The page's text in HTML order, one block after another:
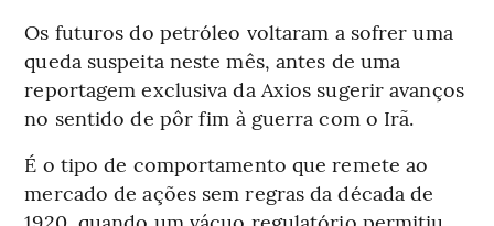
Os futuros do petróleo voltaram a sofrer uma
queda suspeita neste mês, antes de uma
reportagem exclusiva da Axios sugerir avanços
no sentido de pôr fim à guerra com o Irã.
É o tipo de comportamento que remete ao
mercado de ações sem regras da década de